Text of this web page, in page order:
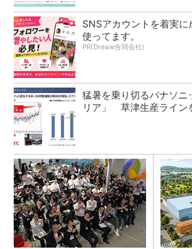
SNSアカウントを着実
使ってます。
PR(Dreaw合同会社)
猛暑を乗り切るパナソニ
リア」 草津生産ライン